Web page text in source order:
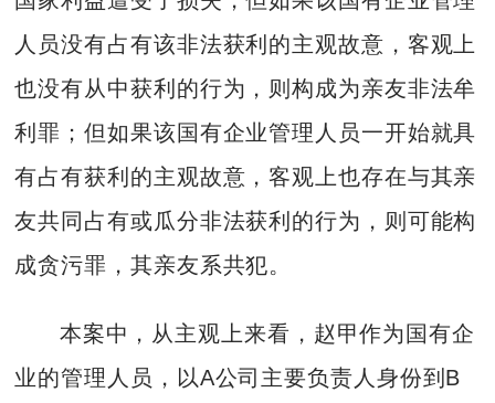
人员没有占有该非法获利的主观故意，客观上
也没有从中获利的行为，则构成为亲友非法牟
利罪；但如果该国有企业管理人员一开始就具
有占有获利的主观故意，客观上也存在与其亲
友共同占有或瓜分非法获利的行为，则可能构
成贪污罪，其亲友系共犯。
本案中，从主观上来看，赵甲作为国有企
业的管理人员，以A公司主要负责人身份到B